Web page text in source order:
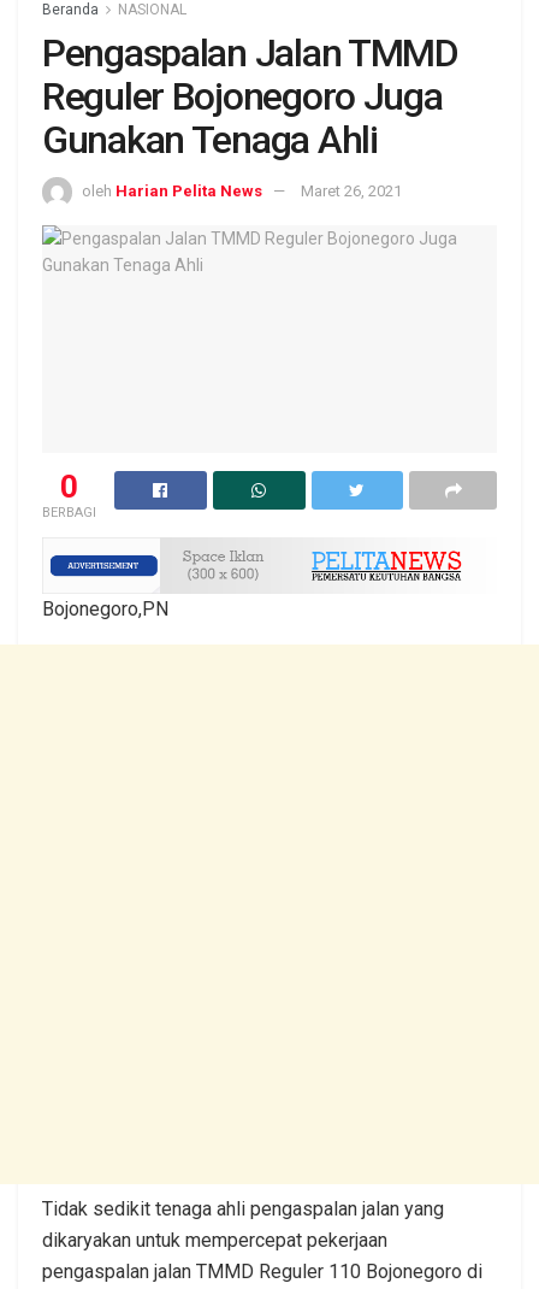
Beranda NASIONAL
Pengaspalan Jalan TMMD
Reguler Bojonegoro Juga
Gunakan Tenaga Ahli
oleh Harian Pelita News Maret 26, 2021
0
BERBAGI
Bojonegoro,PN
Tidak sedikit tenaga ahli pengaspalan jalan yang
dikaryakan untuk mempercepat pekerjaan
pengaspalan jalan TMMD Reguler 110 Bojonegoro di